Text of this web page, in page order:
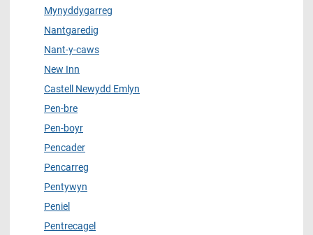
Mynyddygarreg
Nantgaredig
Nant-y-caws
New Inn
Castell Newydd Emlyn
Pen-bre
Pen-boyr
Pencader
Pencarreg
Pentywyn
Peniel
Pentrecagel